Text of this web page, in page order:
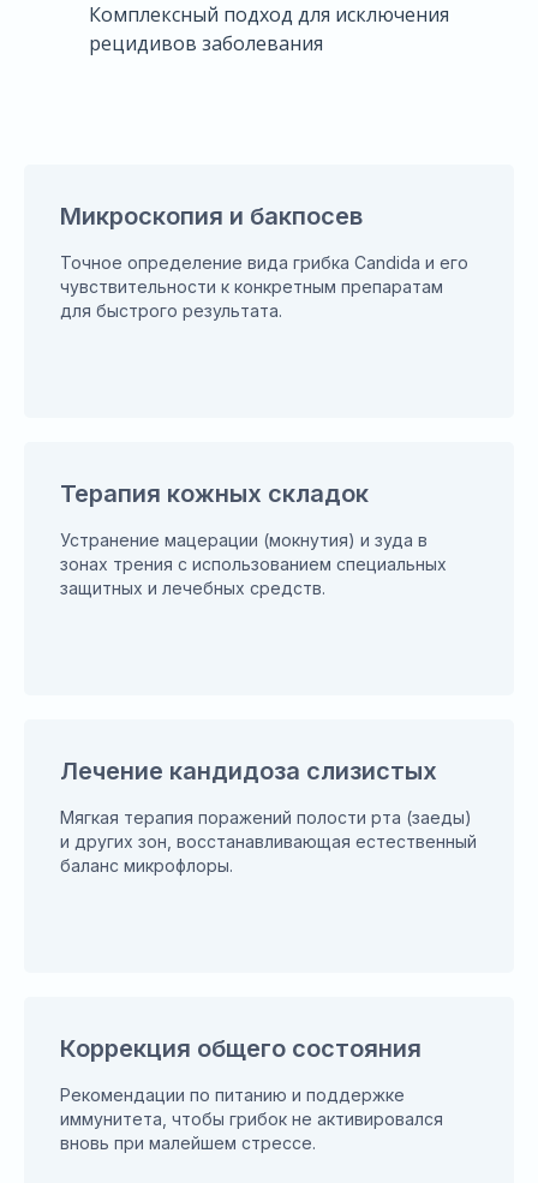
Комплексный подход для исключения
рецидивов заболевания
Микроскопия и бакпосев
Точное определение вида грибка Candida и его
чувствительности к конкретным препаратам
для быстрого результата.
Терапия кожных складок
Устранение мацерации (мокнутия) и зуда в
зонах трения с использованием специальных
защитных и лечебных средств.
Лечение кандидоза слизистых
Мягкая терапия поражений полости рта (заеды)
и других зон, восстанавливающая естественный
баланс микрофлоры.
Коррекция общего состояния
Рекомендации по питанию и поддержке
иммунитета, чтобы грибок не активировался
вновь при малейшем стрессе.